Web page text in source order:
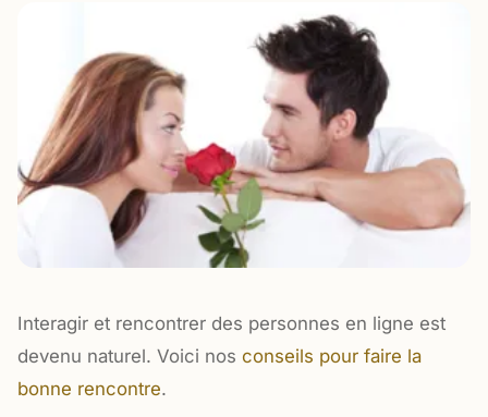
Interagir et rencontrer des personnes en ligne est
devenu naturel. Voici nos conseils pour faire la
bonne rencontre.